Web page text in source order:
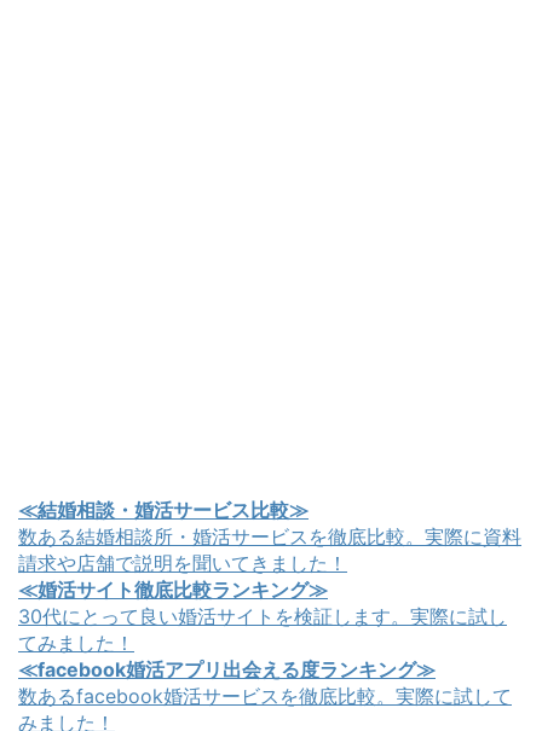
≪結婚相談・婚活サービス比較≫
数ある結婚相談所・婚活サービスを徹底比較。実際に資料
請求や店舗で説明を聞いてきました！
≪婚活サイト徹底比較ランキング≫
30代にとって良い婚活サイトを検証します。実際に試し
てみました！
≪facebook婚活アプリ出会える度ランキング≫
数あるfacebook婚活サービスを徹底比較。実際に試して
みました！